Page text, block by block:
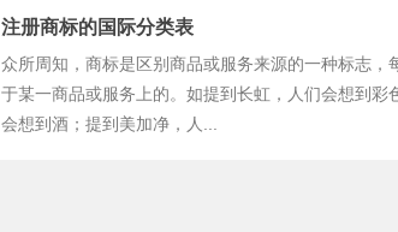
注册商标的国际分类表
众所周知，商标是区别商品或服务来源的一种标志，
于某一商品或服务上的。如提到长虹，人们会想到彩
会想到酒；提到美加净，人...